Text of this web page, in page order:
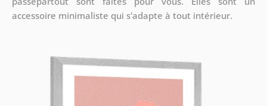
accessoire minimaliste qui s'adapte à tout intérieur.